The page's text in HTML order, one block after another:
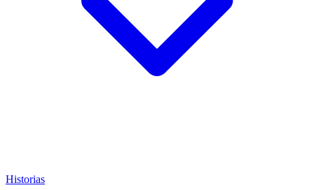
Historias